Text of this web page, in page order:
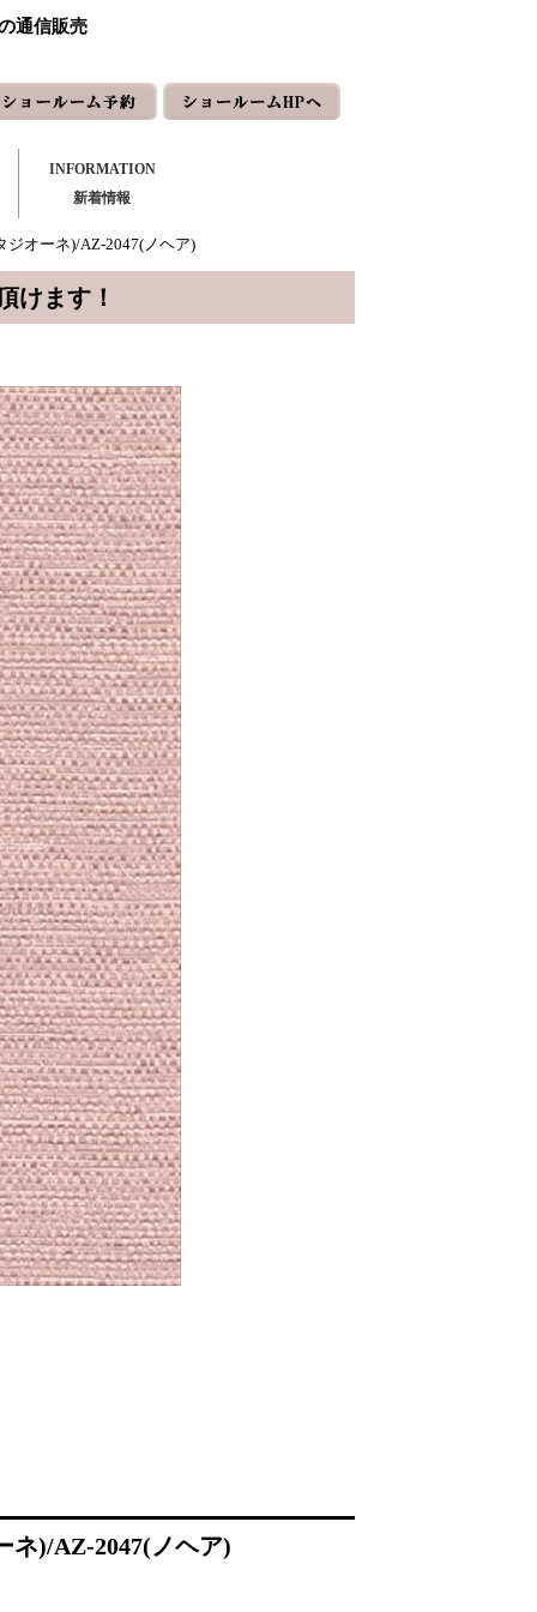
通信販売
INFORMATION
新着情報
ジオーネ)/AZ-2047(ノヘア)
けます！
ネ)/AZ-2047(ノヘア)